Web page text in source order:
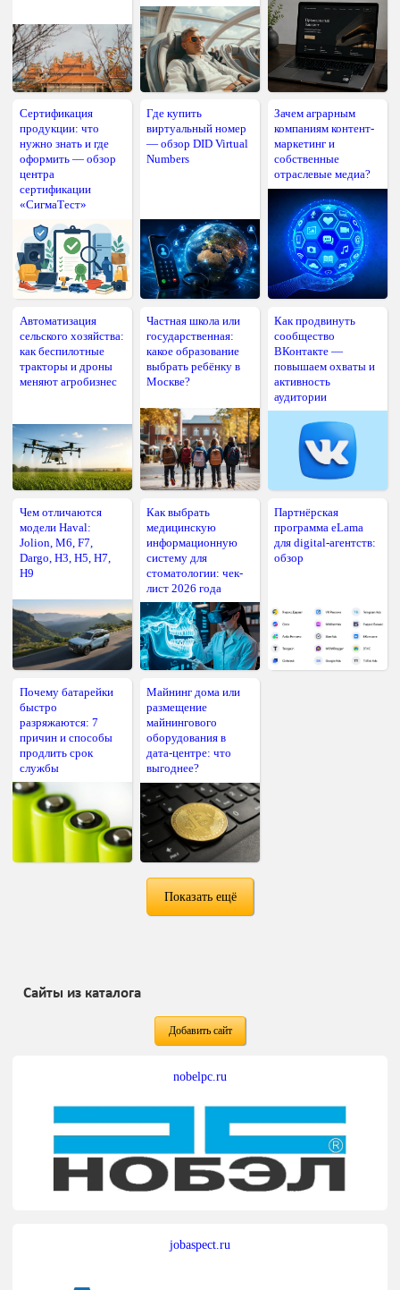
Сертификация
продукции: что
нужно знать и где
оформить — обзор
центра
сертификации
«СигмаТест»
Где купить
виртуальный номер
— обзор DID Virtual
Numbers
Зачем аграрным
компаниям контент-
маркетинг и
собственные
отраслевые медиа?
Автоматизация
сельского хозяйства:
как беспилотные
тракторы и дроны
меняют агробизнес
Частная школа или
государственная:
какое образование
выбрать ребёнку в
Москве?
Как продвинуть
сообщество
ВКонтакте —
повышаем охваты и
активность
аудитории
Чем отличаются
модели Haval:
Jolion, M6, F7,
Dargo, H3, H5, H7,
H9
Как выбрать
медицинскую
информационную
систему для
стоматологии: чек-
лист 2026 года
Партнёрская
программа eLama
для digital-агентств:
обзор
Почему батарейки
быстро
разряжаются: 7
причин и способы
продлить срок
службы
Майнинг дома или
размещение
майнингового
оборудования в
дата-центре: что
выгоднее?
Показать ещё
Сайты из каталога
Добавить сайт
nobelpc.ru
jobaspect.ru